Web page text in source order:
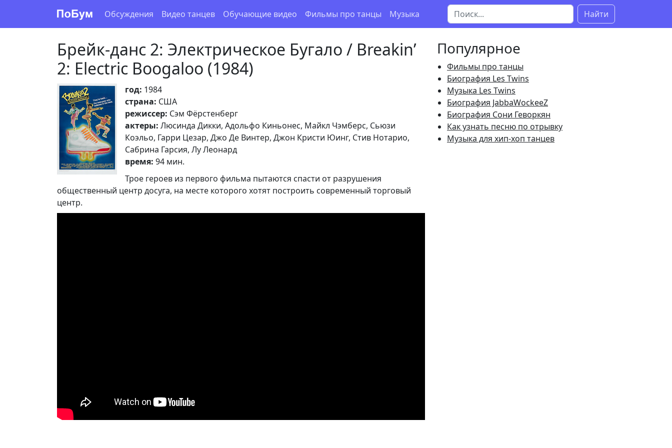
Обсуждения Видео танцев Обучающие видео Фильмы про танцы Музыка Найти
Брейк-данс 2: Электрическое Бугало / Breakin’
2: Electric Boogaloo (1984)
год: 1984
страна: США
режиссер: Сэм Фёрстенберг
актеры: Люсинда Дикки, Адольфо Киньонес, Майкл Чэмберс, Сьюзи
Коэльо, Гарри Цезар, Джо Де Винтер, Джон Кристи Юинг, Стив Нотарио,
Сабрина Гарсия, Лу Леонард
время: 94 мин.
Трое героев из первого фильма пытаются спасти от разрушения
общественный центр досуга, на месте которого хотят построить современный торговый
центр.
Популярное
Фильмы про танцы
Биография Les Twins
Музыка Les Twins
Биография JabbaWockeeZ
Биография Сони Геворкян
Как узнать песню по отрывку
Музыка для хип-хоп танцев